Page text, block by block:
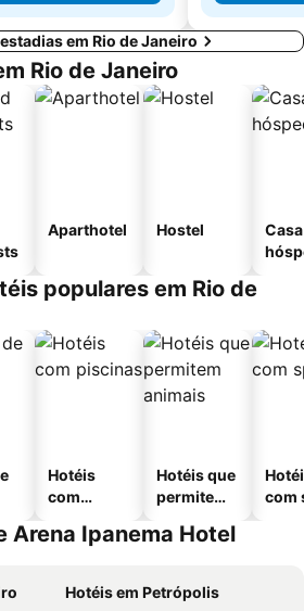
em Rio de Janeiro
Rio de Janeiro
Aparthotel Hostel
populares em Rio de
Hotéis
com
Hotéis que
permitem
com
Arena Ipanema Hotel
Hotéis em Petrópolis